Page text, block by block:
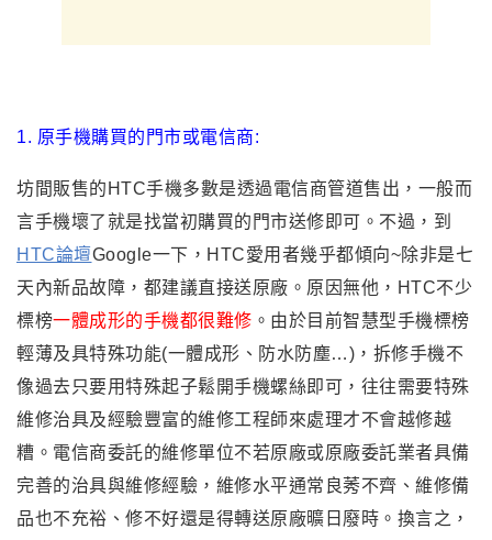
1. 原手機購買的門市或電信商:
坊間販售的HTC手機多數是透過電信商管道售出 ，一般而
言手機壞了就是找當初購買的門市送修即可。不過 ，到
HTC論壇Google一下 ，HTC愛用者幾乎都傾向~除非是七
天內新品故障 ，都建議直接送原廠 。原因無他 ，HTC不少
標榜一體成形的手機都很難修 。 由於目前智慧型手機標榜
輕薄及具特殊功能(一體成形 、防水防塵…) ， 拆修手機不
像過去只要用特殊起子鬆開手機螺絲即可 ， 往往需要特殊
維修治具及經驗豐富的維修工程師來處理才不會越修越
糟 。 電信商委託的維修單位不若原廠或原廠委託業者具備
完善的治具與維修經驗 ， 維修水平通常良莠不齊 、維修備
品也不充裕、修不好還是得轉送原廠曠日廢時。 換言之，